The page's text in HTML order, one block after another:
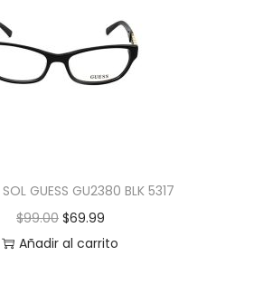
SOL GUESS GU2380 BLK 5317
$99.00 $69.99
Añadir al carrito